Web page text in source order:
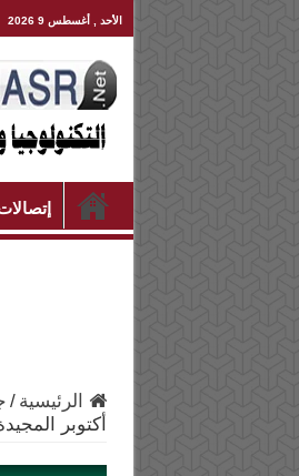
الأحد , أغسطس 9 2026
الرئيسية /
أكتوبر